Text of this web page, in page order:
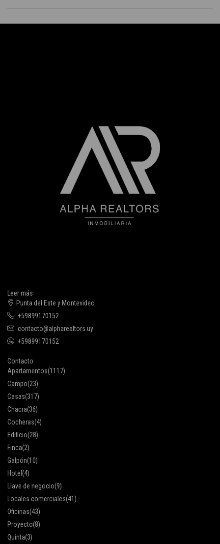
Leer más
Punta del Este y Montevideo
+59899170152
contacto@alpharealtors.uy
+59899170152
Contacto
Apartamentos(1117)
Campo(23)
Casas(317)
Chacra(36)
Cocheras(4)
Edificio(28)
Finca(2)
Galpón(10)
Hotel (4)
Llave de negocio(9)
Locales comerciales(41)
Oficinas(43)
Proyecto(8)
Quinta(3)